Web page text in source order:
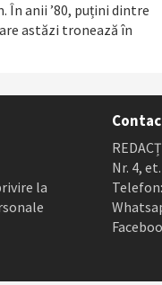
În anii ’80, puțini dintre
astăzi tronează în
la
Nr. 4,